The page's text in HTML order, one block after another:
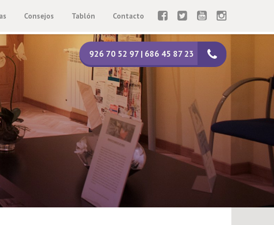
Consejos Tablón Contacto
926 70 52 97 | 686 45 87 23